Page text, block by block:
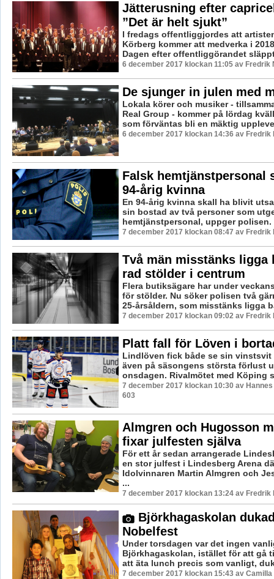
Jätterusning efter
”Det är helt sjukt”
I fredags offentliggjordes att
Körberg kommer att medverka i
Dagen efter offentliggörandet
6 december 2017 klockan 11:05 av Fredrik
De sjunger in julen med
Lokala körer och musiker -
Real Group - kommer på lördag
som förväntas bli en mäktig
6 december 2017 klockan 14:36 av Fredrik
Falsk hemtjänstpersonal
94-årig kvinna
En 94-årig kvinna skall ha blivit
sin bostad av två personer som
hemtjänstpersonal, uppger polisen.
7 december 2017 klockan 08:47 av Fredrik
Två män misstänks ligga
rad stölder i centrum
Flera butiksägare har under
för stölder. Nu söker polisen två
25-årsåldern, som misstänks ligga
7 december 2017 klockan 09:02 av Fredrik
Platt fall för Löven i
Lindlöven fick både se sin vinstsvit
även på säsongens största förlust
onsdagen. Rivalmötet med Köping
7 december 2017 klockan 10:30 av Hannes
603
Almgren och Hugosson
fixar julfesten själva
För ett år sedan arrangerade
en stor julfest i Lindesberg Arena
Idolvinnaren Martin Almgren och
...
7 december 2017 klockan 13:24 av Fredrik
Björkhagaskolan
Nobelfest
Under torsdagen var det ingen
Björkhagaskolan, istället för att gå
att äta lunch precis som vanligt,
7 december 2017 klockan 15:43 av Camilla